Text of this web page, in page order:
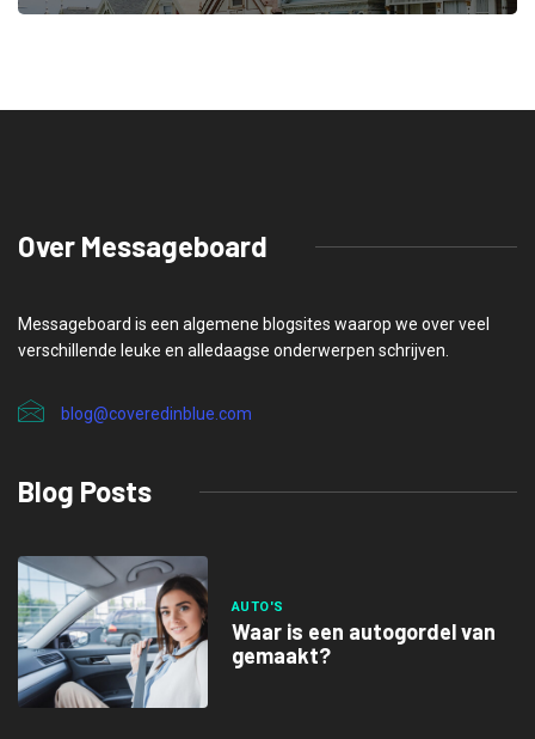
Over Messageboard
Messageboard is een algemene blogsites waarop we over veel
verschillende leuke en alledaagse onderwerpen schrijven.
blog@coveredinblue.com
Blog Posts
AUTO'S
Waar is een autogordel van
gemaakt?